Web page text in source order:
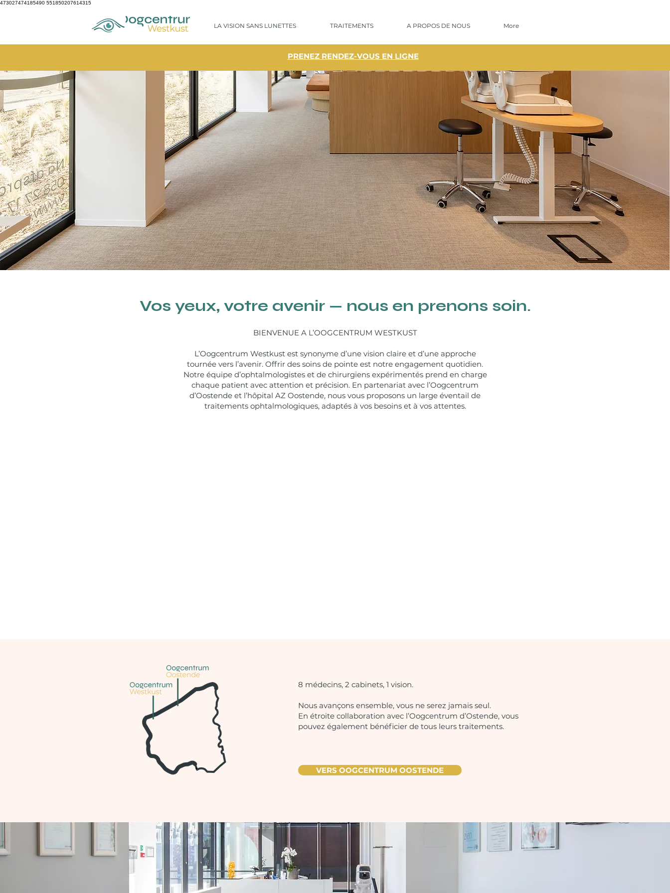
473027474185490 551850207614315
LA VISION SANS LUNETTES TRAITEMENTS A PROPOS DE NOUS More
PRENEZ RENDEZ-VOUS EN LIGNE
Vos yeux, votre avenir — nous en prenons soin.
BIENVENUE A L’OOGCENTRUM WESTKUST
L’Oogcentrum Westkust est synonyme d’une vision claire et d’une approche
tournée vers l’avenir. Offrir des soins de pointe est notre engagement quotidien.
Notre équipe d’ophtalmologistes et de chirurgiens expérimentés prend en charge
chaque patient avec attention et précision. En partenariat avec l’Oogcentrum
d’Oostende et l’hôpital AZ Oostende, nous vous proposons un large éventail de
traitements ophtalmologiques, adaptés à vos besoins et à vos attentes.
8 médecins, 2 cabinets, 1 vision.
Nous avançons ensemble, vous ne serez jamais seul.
En étroite collaboration avec l’Oogcentrum d’Ostende, vous
pouvez également bénéficier de tous leurs traitements.
VERS OOGCENTRUM OOSTENDE